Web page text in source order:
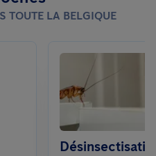
TOUTE LA BELGIQUE